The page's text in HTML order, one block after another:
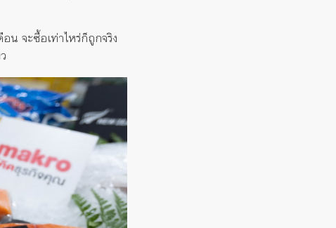
น จะซื้อเท่าไหร่ก็ถูกจริง